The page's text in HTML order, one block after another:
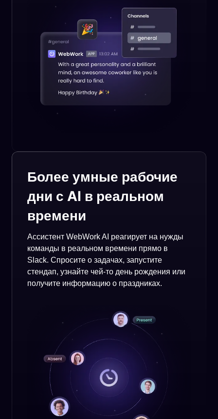
Более умные рабочие
дни с AI в реальном
времени
Ассистент WebWork AI реагирует на нужды
команды в реальном времени прямо в
Slack. Спросите о задачах, запустите
стендап, узнайте чей-то день рождения или
получите информацию о праздниках.